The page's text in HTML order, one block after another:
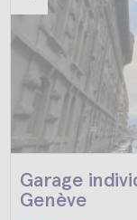
Garage
Genève